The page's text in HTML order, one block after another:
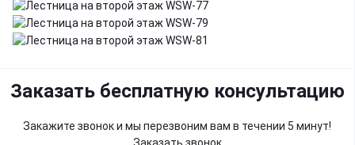
Заказать бесплатную консультацию
Закажите звонок и мы перезвоним вам в течении 5 минут!